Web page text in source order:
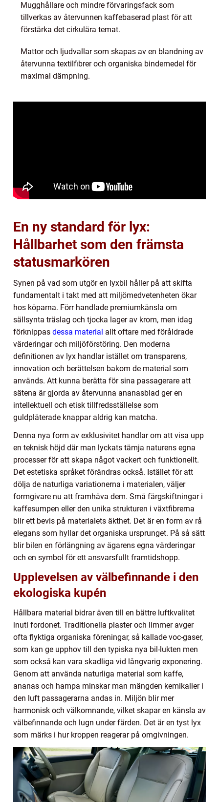
Mugghållare och mindre förvaringsfack som
tillverkas av återvunnen kaffebaserad plast för att
förstärka det cirkulära temat.
Mattor och ljudvallar som skapas av en blandning av
återvunna textilfibrer och organiska bindemedel för
maximal dämpning.
En ny standard för lyx:
Hållbarhet som den främsta
statusmarkören
Synen på vad som utgör en lyxbil håller på att skifta
fundamentalt i takt med att miljömedvetenheten ökar
hos köparna. Förr handlade premiumkänsla om
sällsynta träslag och tjocka lager av krom, men idag
förknippas dessa material allt oftare med föråldrade
värderingar och miljöförstöring. Den moderna
definitionen av lyx handlar istället om transparens,
innovation och berättelsen bakom de material som
används. Att kunna berätta för sina passagerare att
sätena är gjorda av återvunna ananasblad ger en
intellektuell och etisk tillfredsställelse som
guldpläterade knappar aldrig kan matcha.
Denna nya form av exklusivitet handlar om att visa upp
en teknisk höjd där man lyckats tämja naturens egna
processer för att skapa något vackert och funktionellt.
Det estetiska språket förändras också. Istället för att
dölja de naturliga variationerna i materialen, väljer
formgivare nu att framhäva dem. Små färgskiftningar i
kaffesumpen eller den unika strukturen i växtfibrerna
blir ett bevis på materialets äkthet. Det är en form av rå
elegans som hyllar det organiska ursprunget. På så sätt
blir bilen en förlängning av ägarens egna värderingar
och en symbol för ett ansvarsfullt framtidshopp.
Upplevelsen av välbefinnande i den
ekologiska kupén
Hållbara material bidrar även till en bättre luftkvalitet
inuti fordonet. Traditionella plaster och limmer avger
ofta flyktiga organiska föreningar, så kallade voc-gaser,
som kan ge upphov till den typiska nya bil-lukten men
som också kan vara skadliga vid långvarig exponering.
Genom att använda naturliga material som kaffe,
ananas och hampa minskar man mängden kemikalier i
den luft passagerarna andas in. Miljön blir mer
harmonisk och välkomnande, vilket skapar en känsla av
välbefinnande och lugn under färden. Det är en tyst lyx
som märks i hur kroppen reagerar på omgivningen.